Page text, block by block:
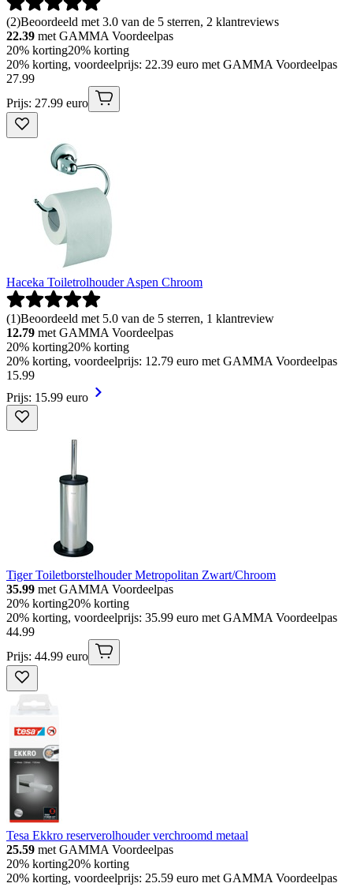
(2)Beoordeeld met 3.0 van de 5 sterren, 2 klantreviews
22.39 met GAMMA Voordeelpas
20% korting20% korting
20% korting, voordeelprijs: 22.39 euro met GAMMA Voordeelpas
27.99
Prijs: 27.99 euro
Haceka Toiletrolhouder Aspen Chroom
(1)Beoordeeld met 5.0 van de 5 sterren, 1 klantreview
12.79 met GAMMA Voordeelpas
20% korting20% korting
20% korting, voordeelprijs: 12.79 euro met GAMMA Voordeelpas
15.99
Prijs: 15.99 euro
Tiger Toiletborstelhouder Metropolitan Zwart/Chroom
35.99 met GAMMA Voordeelpas
20% korting20% korting
20% korting, voordeelprijs: 35.99 euro met GAMMA Voordeelpas
44.99
Prijs: 44.99 euro
Tesa Ekkro reserverolhouder verchroomd metaal
25.59 met GAMMA Voordeelpas
20% korting20% korting
20% korting, voordeelprijs: 25.59 euro met GAMMA Voordeelpas